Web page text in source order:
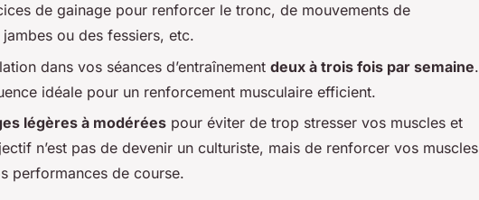
de gainage pour renforcer le tronc, de mouvements de
ou des fessiers, etc.
dans vos séances d’entraînement deux à trois fois par semaine.
idéale pour un renforcement musculaire efficient.
légères à modérées pour éviter de trop stresser vos muscles et
n’est pas de devenir un culturiste, mais de renforcer vos muscles
performances de course.